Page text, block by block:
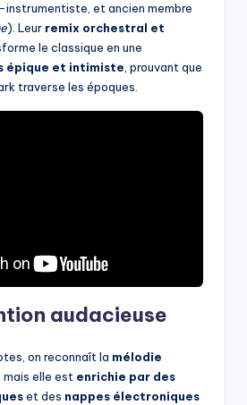
et ancien membre
). Leur remix orchestral et
le classique en une
épique et intimiste, prouvant que
traverse les époques.
audacieuse
on reconnaît la mélodie
, mais elle est enrichie par des
et des nappes électroniques